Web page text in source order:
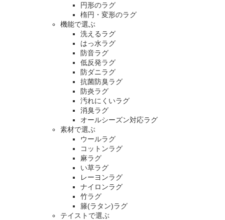
円形のラグ
楕円・変形のラグ
機能で選ぶ
洗えるラグ
はっ水ラグ
防音ラグ
低反発ラグ
防ダニラグ
抗菌防臭ラグ
防炎ラグ
汚れにくいラグ
消臭ラグ
オールシーズン対応ラグ
素材で選ぶ
ウールラグ
コットンラグ
麻ラグ
い草ラグ
レーヨンラグ
ナイロンラグ
竹ラグ
籐(ラタン)ラグ
テイストで選ぶ